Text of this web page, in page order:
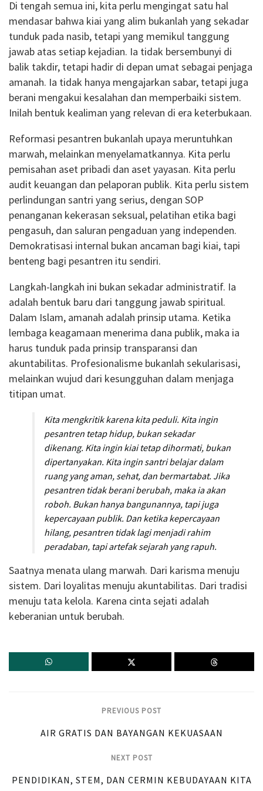
Di tengah semua ini, kita perlu mengingat satu hal
mendasar bahwa kiai yang alim bukanlah yang sekadar
tunduk pada nasib, tetapi yang memikul tanggung
jawab atas setiap kejadian. Ia tidak bersembunyi di
balik takdir, tetapi hadir di depan umat sebagai penjaga
amanah. Ia tidak hanya mengajarkan sabar, tetapi juga
berani mengakui kesalahan dan memperbaiki sistem.
Inilah bentuk kealiman yang relevan di era keterbukaan.
Reformasi pesantren bukanlah upaya meruntuhkan
marwah, melainkan menyelamatkannya. Kita perlu
pemisahan aset pribadi dan aset yayasan. Kita perlu
audit keuangan dan pelaporan publik. Kita perlu sistem
perlindungan santri yang serius, dengan SOP
penanganan kekerasan seksual, pelatihan etika bagi
pengasuh, dan saluran pengaduan yang independen.
Demokratisasi internal bukan ancaman bagi kiai, tapi
benteng bagi pesantren itu sendiri.
Langkah-langkah ini bukan sekadar administratif. Ia
adalah bentuk baru dari tanggung jawab spiritual.
Dalam Islam, amanah adalah prinsip utama. Ketika
lembaga keagamaan menerima dana publik, maka ia
harus tunduk pada prinsip transparansi dan
akuntabilitas. Profesionalisme bukanlah sekularisasi,
melainkan wujud dari kesungguhan dalam menjaga
titipan umat.
Kita mengkritik karena kita peduli. Kita ingin
pesantren tetap hidup, bukan sekadar
dikenang. Kita ingin kiai tetap dihormati, bukan
dipertanyakan. Kita ingin santri belajar dalam
ruang yang aman, sehat, dan bermartabat. Jika
pesantren tidak berani berubah, maka ia akan
roboh. Bukan hanya bangunannya, tapi juga
kepercayaan publik. Dan ketika kepercayaan
hilang, pesantren tidak lagi menjadi rahim
peradaban, tapi artefak sejarah yang rapuh.
Saatnya menata ulang marwah. Dari karisma menuju
sistem. Dari loyalitas menuju akuntabilitas. Dari tradisi
menuju tata kelola. Karena cinta sejati adalah
keberanian untuk berubah.
PREVIOUS POST
AIR GRATIS DAN BAYANGAN KEKUASAAN
NEXT POST
PENDIDIKAN, STEM, DAN CERMIN KEBUDAYAAN KITA